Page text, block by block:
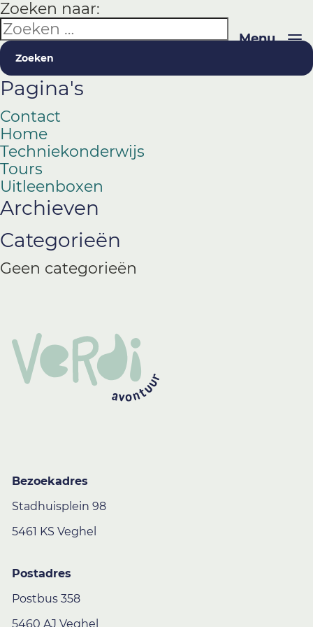
Menu
Zoeken naar:
Pagina's
Contact
Home
Techniekonderwijs
Tours
Uitleenboxen
Archieven
Categorieën
Geen categorieën
Bezoekadres
Stadhuisplein 98
5461 KS Veghel
Postadres
Postbus 358
5460 AJ Veghel